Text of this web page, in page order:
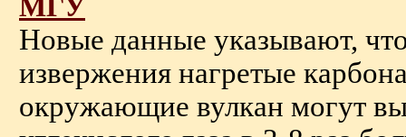
МГУ
Новые данные указывают, что
извержения нагретые
окружающие вулкан могут